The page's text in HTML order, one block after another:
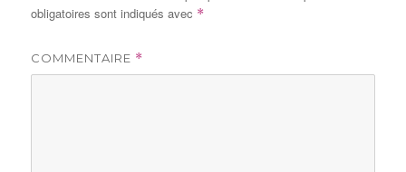
obligatoires sont indiqués avec *
COMMENTAIRE *